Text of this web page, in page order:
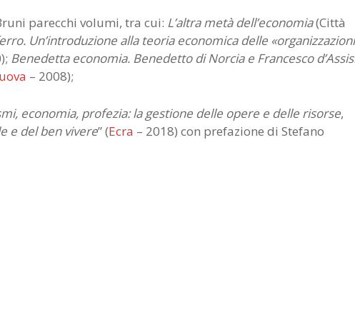
parecchi volumi, tra cui: L’altra metà dell’economia(Città
Un’introduzione alla teoria economica delle
Benedetta economia. Benedetto di Norcia e Francesco
– 2008);
economia, profezia: la gestione delle opere e delle risorse,
e del ben vivere” (Ecra – 2018) con prefazione di Stefano